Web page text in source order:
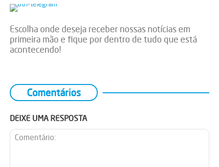
Escolha onde deseja receber nossas notícias em
primeira mão e fique por dentro de tudo que está
acontecendo!
Comentários
DEIXE UMA RESPOSTA